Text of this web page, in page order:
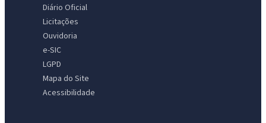
Diário Oficial
Licitações
Ouvidoria
e-SIC
LGPD
Mapa do Site
Acessibilidade